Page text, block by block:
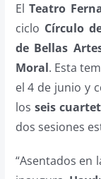
ElTeatro
ciclo Círculo
de Bellas
Moral. Esta
el 4 de junio y
los seis
dos sesiones
“Asentados en